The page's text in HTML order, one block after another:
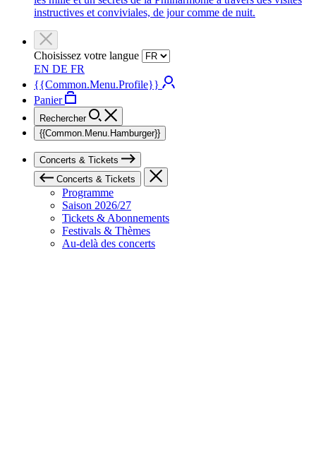
instructives et conviviales, de jour comme de nuit.
Choisissez votre langue
EN DE FR
{{Common.Menu.Profile}}
Panier
Rechercher
{{Common.Menu.Hamburger}}
Concerts & Tickets
Concerts & Tickets
Programme
Saison 2026/27
Tickets & Abonnements
Festivals & Thèmes
Au-delà des concerts